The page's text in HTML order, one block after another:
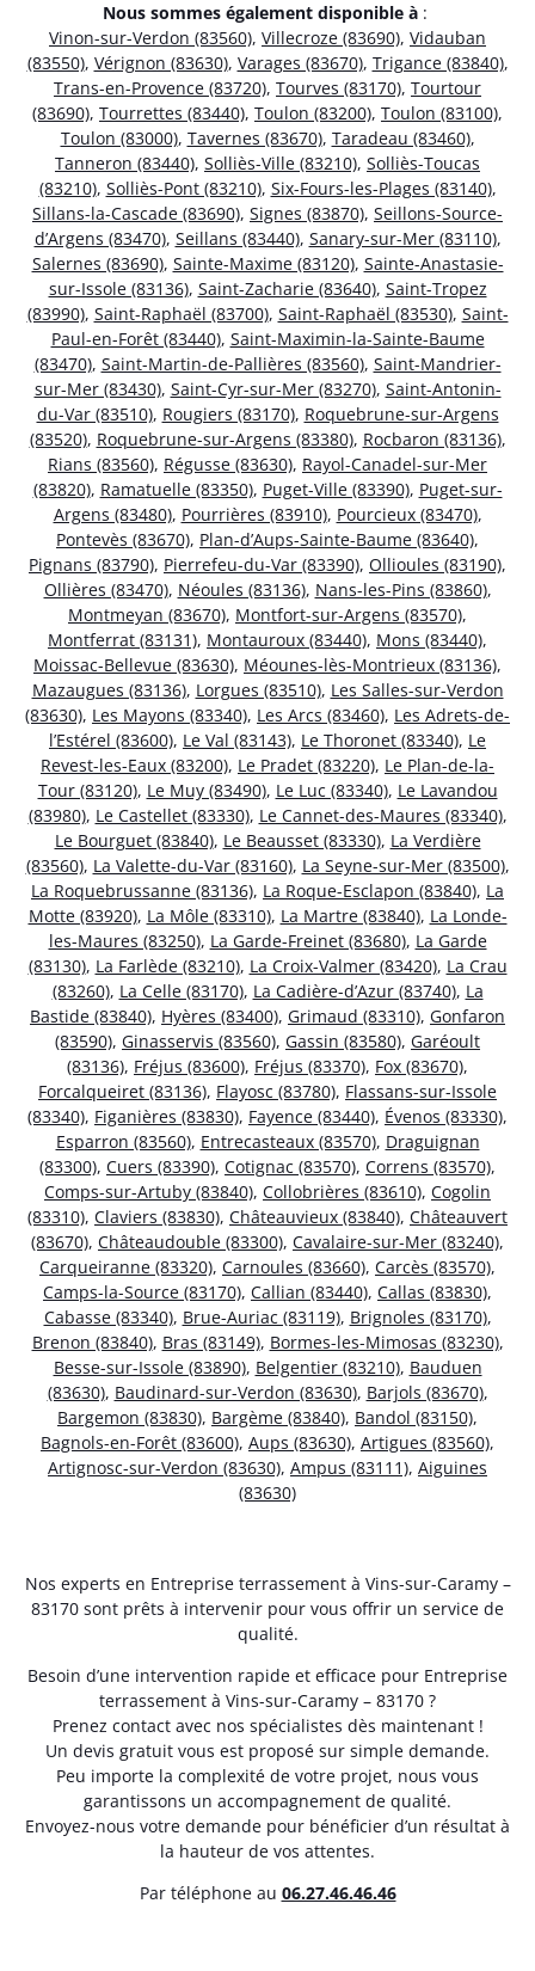
Nous sommes également disponible à :
Vinon-sur-Verdon (83560), Villecroze (83690), Vidauban
(83550), Vérignon (83630), Varages (83670), Trigance (83840),
Trans-en-Provence (83720), Tourves (83170), Tourtour
(83690), Tourrettes (83440), Toulon (83200), Toulon (83100),
Toulon (83000), Tavernes (83670), Taradeau (83460),
Tanneron (83440), Solliès-Ville (83210), Solliès-Toucas
(83210), Solliès-Pont (83210), Six-Fours-les-Plages (83140),
Sillans-la-Cascade (83690), Signes (83870), Seillons-Source-
d’Argens (83470), Seillans (83440), Sanary-sur-Mer (83110),
Salernes (83690), Sainte-Maxime (83120), Sainte-Anastasie-
sur-Issole (83136), Saint-Zacharie (83640), Saint-Tropez
(83990), Saint-Raphaël (83700), Saint-Raphaël (83530), Saint-
Paul-en-Forêt (83440), Saint-Maximin-la-Sainte-Baume
(83470), Saint-Martin-de-Pallières (83560), Saint-Mandrier-
sur-Mer (83430), Saint-Cyr-sur-Mer (83270), Saint-Antonin-
du-Var (83510), Rougiers (83170), Roquebrune-sur-Argens
(83520), Roquebrune-sur-Argens (83380), Rocbaron (83136),
Rians (83560), Régusse (83630), Rayol-Canadel-sur-Mer
(83820), Ramatuelle (83350), Puget-Ville (83390), Puget-sur-
Argens (83480), Pourrières (83910), Pourcieux (83470),
Pontevès (83670), Plan-d’Aups-Sainte-Baume (83640),
Pignans (83790), Pierrefeu-du-Var (83390), Ollioules (83190),
Ollières (83470), Néoules (83136), Nans-les-Pins (83860),
Montmeyan (83670), Montfort-sur-Argens (83570),
Montferrat (83131), Montauroux (83440), Mons (83440),
Moissac-Bellevue (83630), Méounes-lès-Montrieux (83136),
Mazaugues (83136), Lorgues (83510), Les Salles-sur-Verdon
(83630), Les Mayons (83340), Les Arcs (83460), Les Adrets-de-
l’Estérel (83600), Le Val (83143), Le Thoronet (83340), Le
Revest-les-Eaux (83200), Le Pradet (83220), Le Plan-de-la-
Tour (83120), Le Muy (83490), Le Luc (83340), Le Lavandou
(83980), Le Castellet (83330), Le Cannet-des-Maures (83340),
Le Bourguet (83840), Le Beausset (83330), La Verdière
(83560), La Valette-du-Var (83160), La Seyne-sur-Mer (83500),
La Roquebrussanne (83136), La Roque-Esclapon (83840), La
Motte (83920), La Môle (83310), La Martre (83840), La Londe-
les-Maures (83250), La Garde-Freinet (83680), La Garde
(83130), La Farlède (83210), La Croix-Valmer (83420), La Crau
(83260), La Celle (83170), La Cadière-d’Azur (83740), La
Bastide (83840), Hyères (83400), Grimaud (83310), Gonfaron
(83590), Ginasservis (83560), Gassin (83580), Garéoult
(83136), Fréjus (83600), Fréjus (83370), Fox (83670),
Forcalqueiret (83136), Flayosc (83780), Flassans-sur-Issole
(83340), Figanières (83830), Fayence (83440), Évenos (83330),
Esparron (83560), Entrecasteaux (83570), Draguignan
(83300), Cuers (83390), Cotignac (83570), Correns (83570),
Comps-sur-Artuby (83840), Collobrières (83610), Cogolin
(83310), Claviers (83830), Châteauvieux (83840), Châteauvert
(83670), Châteaudouble (83300), Cavalaire-sur-Mer (83240),
Carqueiranne (83320), Carnoules (83660), Carcès (83570),
Camps-la-Source (83170), Callian (83440), Callas (83830),
Cabasse (83340), Brue-Auriac (83119), Brignoles (83170),
Brenon (83840), Bras (83149), Bormes-les-Mimosas (83230),
Besse-sur-Issole (83890), Belgentier (83210), Bauduen
(83630), Baudinard-sur-Verdon (83630), Barjols (83670),
Bargemon (83830), Bargème (83840), Bandol (83150),
Bagnols-en-Forêt (83600), Aups (83630), Artigues (83560),
Artignosc-sur-Verdon (83630), Ampus (83111), Aiguines
(83630)
Nos experts en Entreprise terrassement à Vins-sur-Caramy –
83170 sont prêts à intervenir pour vous offrir un service de
qualité.
Besoin d’une intervention rapide et efficace pour Entreprise
terrassement à Vins-sur-Caramy – 83170 ?
Prenez contact avec nos spécialistes dès maintenant !
Un devis gratuit vous est proposé sur simple demande.
Peu importe la complexité de votre projet, nous vous
garantissons un accompagnement de qualité.
Envoyez-nous votre demande pour bénéficier d’un résultat à
la hauteur de vos attentes.
Par téléphone au 06.27.46.46.46